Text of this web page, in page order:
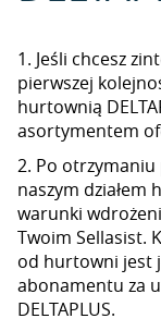
1. Jeśli chcesz
pierwszej
hurtownią
asortymentem
2. Po
naszym działem
warunki
Twoim Sellasist.
od hurtowni jest
abonamentu za
DELTAPLUS.